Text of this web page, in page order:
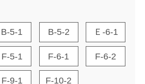
B-5-1 B-5-2 Ｅ-6-1
F-5-1 F-6-1 F-6-2
F-9-1 F-10-2